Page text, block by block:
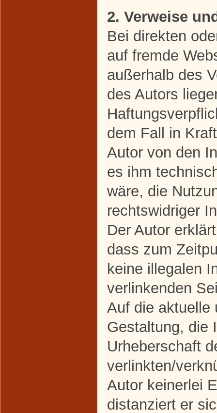
2. Verweise
Bei direkten
auf fremde
außerhalb des
des Autors
dem Fall in
Autor von den
es ihm
wäre, die
rechtswidriger
Der Autor
dass zum
keine illegalen
verlinkenden
Auf die aktuelle
Gestaltung, die
Urheberschaft
verlinkten/
Autor keinerlei
distanziert er